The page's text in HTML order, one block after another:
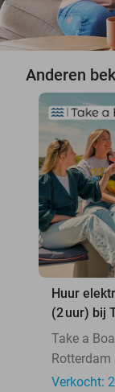
Anderen
Huur
(2 uur) bij
Take a
Rotterdam
Verkocht: